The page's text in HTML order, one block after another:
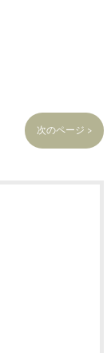
次のページ >